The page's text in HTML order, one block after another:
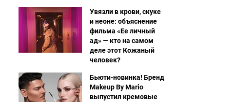
Увязли в крови, скуке
и неоне: объяснение
фильма «Ее личный
ад» — кто на самом
деле этот Кожаный
человек?
Бьюти-новинка! Бренд
Makeup By Mario
выпустил кремовые